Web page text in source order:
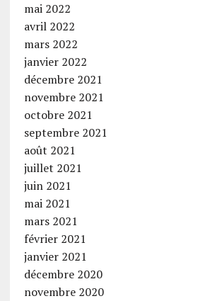
mai 2022
avril 2022
mars 2022
janvier 2022
décembre 2021
novembre 2021
octobre 2021
septembre 2021
août 2021
juillet 2021
juin 2021
mai 2021
mars 2021
février 2021
janvier 2021
décembre 2020
novembre 2020